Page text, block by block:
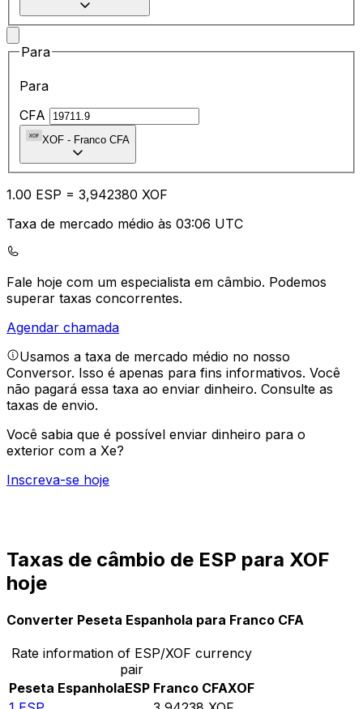
Para
Para
CFA
XOF - Franco CFA
1.00 ESP = 3,942380 XOF
Taxa de mercado médio às 03:06 UTC
Fale hoje com um especialista em câmbio. Podemos
superar taxas concorrentes.
Agendar chamada
Usamos a taxa de mercado médio no nosso
Conversor. Isso é apenas para fins informativos. Você
não pagará essa taxa ao enviar dinheiro. Consulte as
taxas de envio.
Você sabia que é possível enviar dinheiro para o
exterior com a Xe?
Inscreva-se hoje
Taxas de câmbio de ESP para XOF
hoje
Converter Peseta Espanhola para Franco CFA
Rate information of ESP/XOF currency
pair
Peseta EspanholaESP Franco CFAXOF